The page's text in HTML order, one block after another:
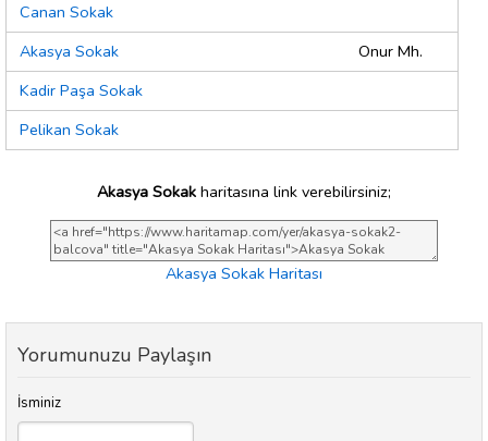
Canan Sokak
Akasya Sokak
Onur Mh.
Kadir Paşa Sokak
Pelikan Sokak
Akasya Sokak haritasına link verebilirsiniz;
Akasya Sokak Haritası
Yorumunuzu Paylaşın
İsminiz